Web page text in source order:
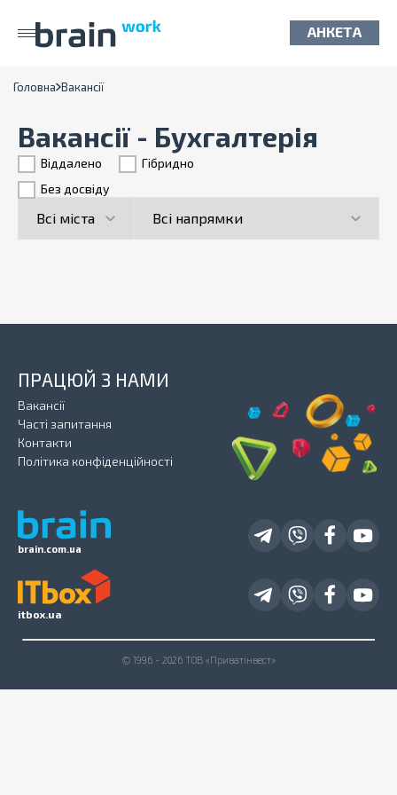
АНКЕТА
Головна Вакансії
Вакансії - Бухгалтерія
Віддалено
Гiбридно
Без досвіду
brain.com.ua
ПРАЦЮЙ З НАМИ
Вакансії
Часті запитання
Контакти
Політика конфіденційності
itbox.ua
© 1996 - 2026 ТОВ «Приватінвест»